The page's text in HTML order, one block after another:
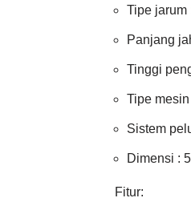
Tipe jarum
Panjang
Tinggi
Tipe
Sistem
Dimensi :
Fitur: